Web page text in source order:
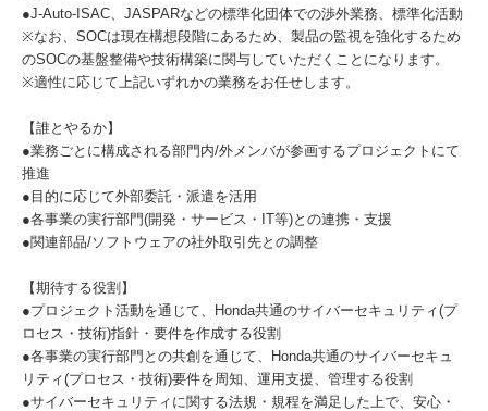
●J-Auto-ISAC、JASPARなどの標準化団体での渉外業務、標準化活動
※なお、SOCは現在構想段階にあるため、製品の監視を強化するため
のSOCの基盤整備や技術構築に関与していただくことになります。
※適性に応じて上記いずれかの業務をお任せします。
【誰とやるか】
●業務ごとに構成される部門内/外メンバが参画するプロジェクトにて
推進
●目的に応じて外部委託・派遣を活用
●各事業の実行部門(開発・サービス・IT等)との連携・支援
●関連部品/ソフトウェアの社外取引先との調整
【期待する役割】
●プロジェクト活動を通じて、Honda共通のサイバーセキュリティ(プ
ロセス・技術)指針・要件を作成する役割
●各事業の実行部門との共創を通じて、Honda共通のサイバーセキュ
リティ(プロセス・技術)要件を周知、運用支援、管理する役割
●サイバーセキュリティに関する法規・規程を満足した上で、安心・